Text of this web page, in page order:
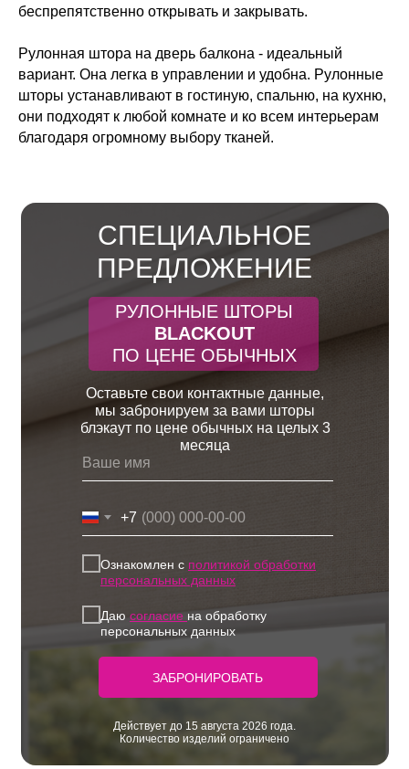
беспрепятственно открывать и закрывать.
Рулонная штора на дверь балкона - идеальный
вариант. Она легка в управлении и удобна. Рулонные
шторы устанавливают в гостиную, спальню, на кухню,
они подходят к любой комнате и ко всем интерьерам
благодаря огромному выбору тканей.
СПЕЦИАЛЬНОЕ
ПРЕДЛОЖЕНИЕ
Действует до 15 августа 2026 года.
Количество изделий ограничено
+7
Ознакомлен с политикой обработки
персональных данных
Даю согласие на обработку
персональных данных
ЗАБРОНИРОВАТЬ
Оставьте свои контактные данные,
мы забронируем за вами шторы
блэкаут по цене обычных на целых 3
месяца
РУЛОННЫЕ ШТОРЫ
BLACKOUT
ПО ЦЕНЕ ОБЫЧНЫХ